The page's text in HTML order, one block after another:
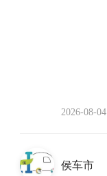
2026-08-04
侯车市